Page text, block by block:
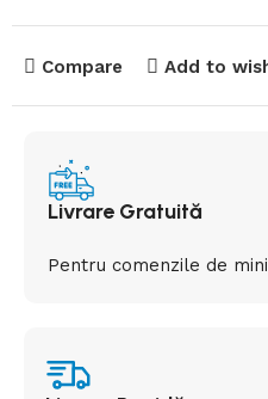
Compare Add to
Livrare Gratuită
Pentru comenzile de